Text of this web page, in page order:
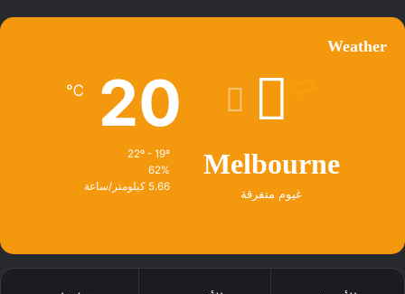
Weather
Melbourne
غيوم متفرقة
20
℃
22º - 19º
62%
5.66 كيلومتر/ساعة